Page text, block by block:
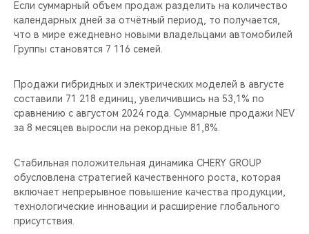
Если суммарный объем продаж разделить на количество
календарных дней за отчётный период, то получается,
что в мире ежедневно новыми владельцами автомобилей
Группы становятся 7 116 семей.
Продажи гибридных и электрических моделей в августе
составили 71 218 единиц, увеличившись на 53,1% по
сравнению с августом 2024 года. Суммарные продажи NEV
за 8 месяцев выросли на рекордные 81,8%.
Стабильная положительная динамика CHERY GROUP
обусловлена стратегией качественного роста, которая
включает непрерывное повышение качества продукции,
технологические инновации и расширение глобального
присутствия.